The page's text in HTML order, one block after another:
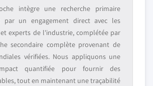
intègre une recherche primaire
par un engagement direct avec les
experts de l'industrie, complétée par
secondaire complète provenant de
vérifiées. Nous appliquons une
quantifiée pour fournir des
tout en maintenant une traçabilité